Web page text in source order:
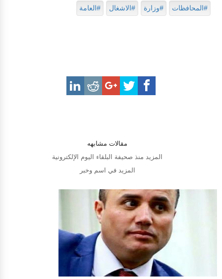
#المحافظات #وزارة #الاشغال #العامة
مقالات مشابهه
المزيد منذ صحيفة البلقاء اليوم الإلكترونية
المزيد في اسم وخبر